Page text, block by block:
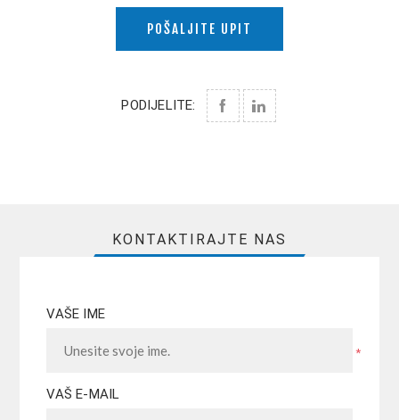
POŠALJITE UPIT
PODIJELITE:
KONTAKTIRAJTE NAS
VAŠE IME
*
VAŠ E-MAIL